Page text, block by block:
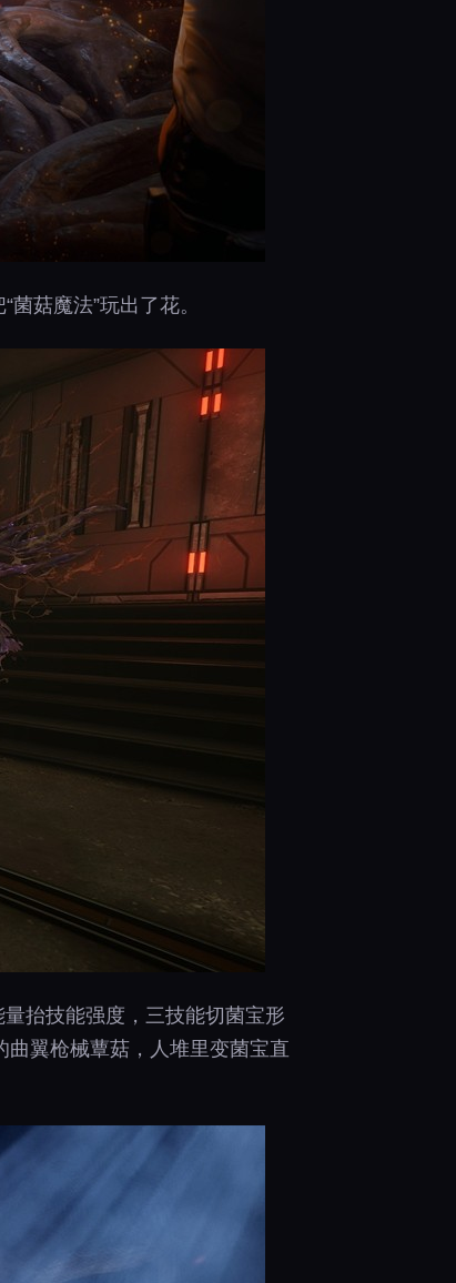
菇魔法”玩出了花。
抬技能强度，三技能切菌宝形
翼枪械蕈菇，人堆里变菌宝直